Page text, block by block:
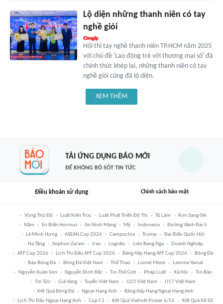
Lộ diện những thanh niên có tay
nghề giỏi
Hội thi tay nghề thanh niên TP.HCM năm 2025
với chủ đề 'Lao động trẻ với thương mại số' đã
chính thức khép lại, những thanh niên có tay
nghề giỏi cũng đã lộ diện.
XEM THÊM
TẢI ỨNG DỤNG BÁO MỚI
ĐỂ KHÔNG BỎ SÓT TIN TỨC
Điều khoản sử dụng Chính sách bảo mật
Vùng Thủ Đô Luật Kiến Trúc Luật Phát Triển Đô Thị Tô Lâm
Kim Sang-Sik
Năm
Eo Biển Hormuz An Ninh Mạng Mỹ Indonesia
Đường Vành Đai 5
Lê Minh Hưng
ASEAN Cup 2026 Campuchia Trump
Đại Biểu Quốc Hội
Hạ Tầng
Sophon Zaram Iran Logistic Liên Bang Nga
Doanh Nghiệp
AFF Cup 2026
Lịch Thi Đấu AFF Cup 2026 Bảng Xếp Hạng AFF Cup 2026
Bóng Đá
Báo Bóng Đá
Bóng Đá Việt Nam Thể Thao Lionel Messi
Lamine Yamal
Nguyễn Xuân Son
Nguyễn Đình Bắc Tin Thế Giới Pháp Luật Xã Hội
Tin Bão
Tin Tức
Giá Vàng Tuyển Việt Nam U23 Việt Nam
U17 Việt Nam
Kết Quả Bóng Đá
Ngoại Hạng Anh
Bảng Xếp Hạng Ngoại Hạng Anh
Lịch Thi Đấu Ngoại Hạng Anh
Cúp C1 Kết Quả Vietlott Power 6/55 Kết Quả Xổ Số